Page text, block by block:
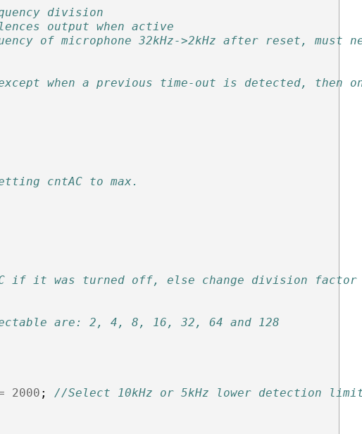
division
output when active
of microphone 32kHz->2kHz after reset, must
when a previous time-out is detected, then
cntAC to max.
if it was turned off, else change division factor
are: 2, 4, 8, 16, 32, 64 and 128
2000 ;
//Select 10kHz or 5kHz lower detection